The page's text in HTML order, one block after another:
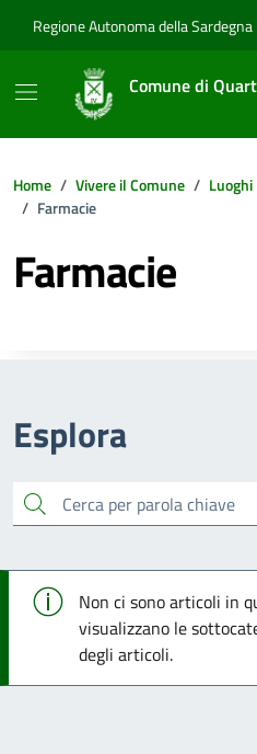
Regione Autonoma della Sardegna
Comune di
Home Vivere il Comune Luoghi
Farmacie
Farmacie
Esplora
cerca
Info
Non ci sono articoli in
visualizzano le
degli articoli.